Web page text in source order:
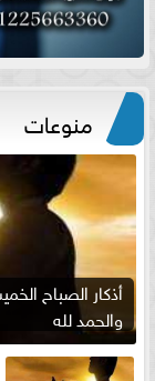
منوعات
والحمد لله